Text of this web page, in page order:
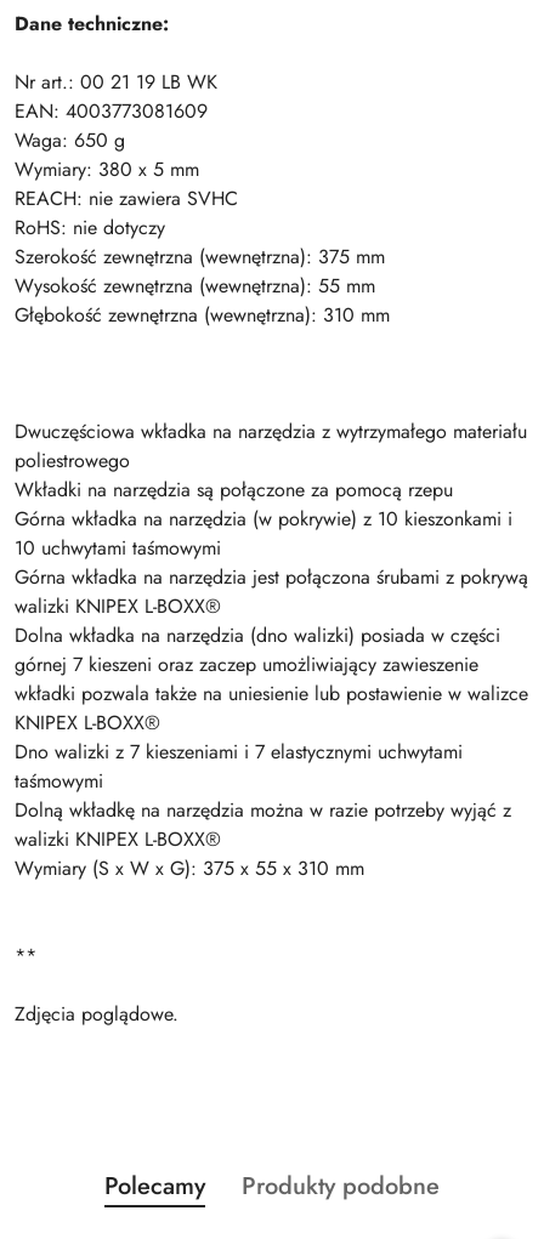
Dane techniczne:
Nr art.: 00 21 19 LB WK
EAN: 4003773081609
Waga: 650 g
Wymiary: 380 x 5 mm
REACH: nie zawiera SVHC
RoHS: nie dotyczy
Szerokość zewnętrzna (wewnętrzna): 375 mm
Wysokość zewnętrzna (wewnętrzna): 55 mm
Głębokość zewnętrzna (wewnętrzna): 310 mm
Dwuczęściowa wkładka na narzędzia z wytrzymałego materiału
poliestrowego
Wkładki na narzędzia są połączone za pomocą rzepu
Górna wkładka na narzędzia (w pokrywie) z 10 kieszonkami i
10 uchwytami taśmowymi
Górna wkładka na narzędzia jest połączona śrubami z pokrywą
walizki KNIPEX L-BOXX®
Dolna wkładka na narzędzia (dno walizki) posiada w części
górnej 7 kieszeni oraz zaczep umożliwiający zawieszenie
wkładki pozwala także na uniesienie lub postawienie w walizce
KNIPEX L-BOXX®
Dno walizki z 7 kieszeniami i 7 elastycznymi uchwytami
taśmowymi
Dolną wkładkę na narzędzia można w razie potrzeby wyjąć z
walizki KNIPEX L-BOXX®
Wymiary (S x W x G): 375 x 55 x 310 mm
**
Zdjęcia poglądowe.
Pomiń karuzelę produktów
Produkty
o
Polecamy
Produkty
Produkty podobne